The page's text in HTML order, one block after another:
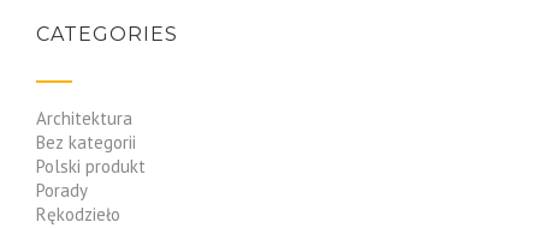
CATEGORIES
Architektura
Bez kategorii
Polski produkt
Porady
Rękodzieło